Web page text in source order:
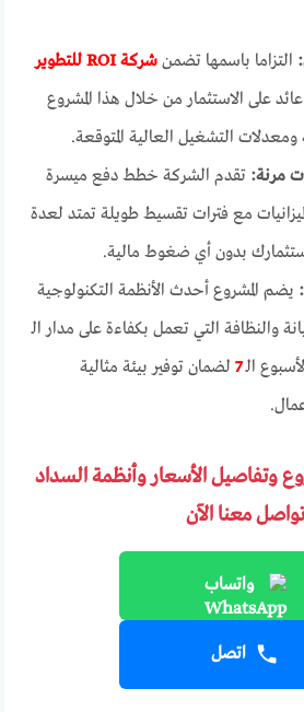
التزاما باسمها تضمن
شركة ROI للتطوير
على الاستثمار من خلال هذا المشروع
ومعدلات التشغيل العالية المتوقعة.
مرنة: تقدم الشركة خطط دفع ميسرة
مع فترات تقسيط طويلة تمتد لعدة
بدون أي ضغوط مالية.
يضم المشروع أحدث الأنظمة التكنولوجية
والنظافة التي تعمل بكفاءة على مدار الـ
الـ7 لضمان توفير بيئة مثالية
وتفاصيل الأسعار وأنظمة السداد
تواصل معنا الآن
واتساب
اتصل